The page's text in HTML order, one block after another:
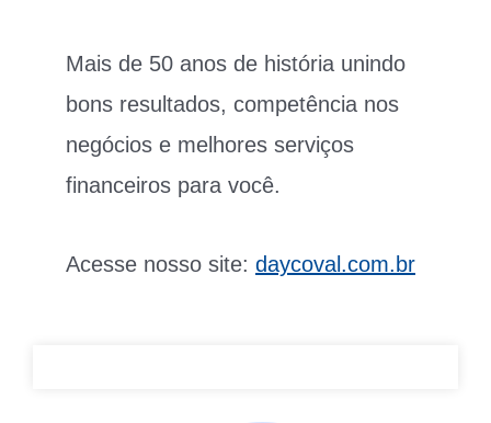
Mais de 50 anos de história unindo
bons resultados, competência nos
negócios e melhores serviços
financeiros para você.
Acesse nosso site: daycoval.com.br